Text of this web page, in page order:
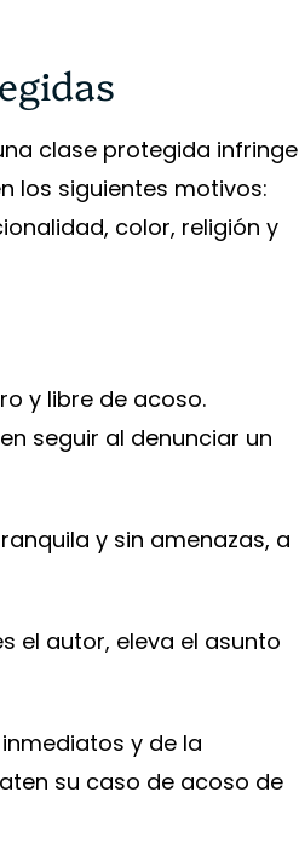
clase protegida infringe
los siguientes motivos:
color, religión y
y libre de acoso.
seguir al denunciar un
y sin amenazas, a
el autor, eleva el asunto
y de la
su caso de acoso de